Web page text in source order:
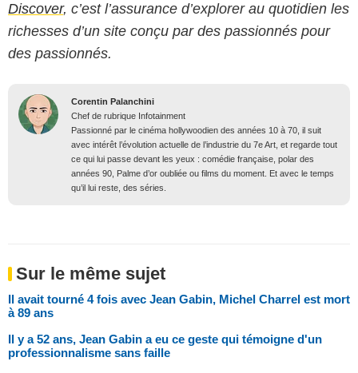
Discover, c’est l’assurance d’explorer au quotidien les
richesses d’un site conçu par des passionnés pour
des passionnés.
Corentin Palanchini
Chef de rubrique Infotainment
Passionné par le cinéma hollywoodien des années 10 à 70, il suit
avec intérêt l’évolution actuelle de l’industrie du 7e Art, et regarde tout
ce qui lui passe devant les yeux : comédie française, polar des
années 90, Palme d’or oubliée ou films du moment. Et avec le temps
qu’il lui reste, des séries.
Sur le même sujet
Il avait tourné 4 fois avec Jean Gabin, Michel Charrel est mort
à 89 ans
Il y a 52 ans, Jean Gabin a eu ce geste qui témoigne d'un
professionnalisme sans faille